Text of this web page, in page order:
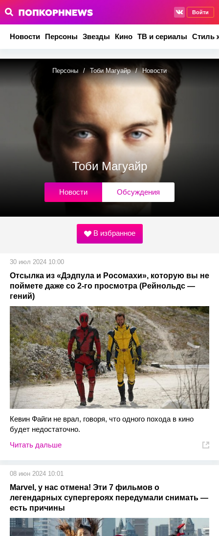
Войти
Новости Персоны Звезды Кино ТВ и сериалы Стиль
Персоны / Тоби Магуайр / Новости
Тоби Магуайр
Новости Обсуждения
В избранное
30 июл 2024 10:00
Отсылка из «Дэдпула и Росомахи», которую вы не
поймете даже со 2-го просмотра (Рейнольдс —
гений)
Кевин Файги не врал, говоря, что одного похода в кино
будет недостаточно.
Читать дальше
08 июн 2024 10:01
Marvel, у нас отмена! Эти 7 фильмов о
легендарных супергероях передумали снимать —
есть причины